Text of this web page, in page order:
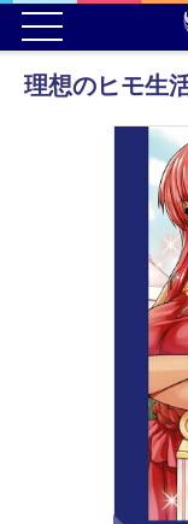
理想のヒモ生